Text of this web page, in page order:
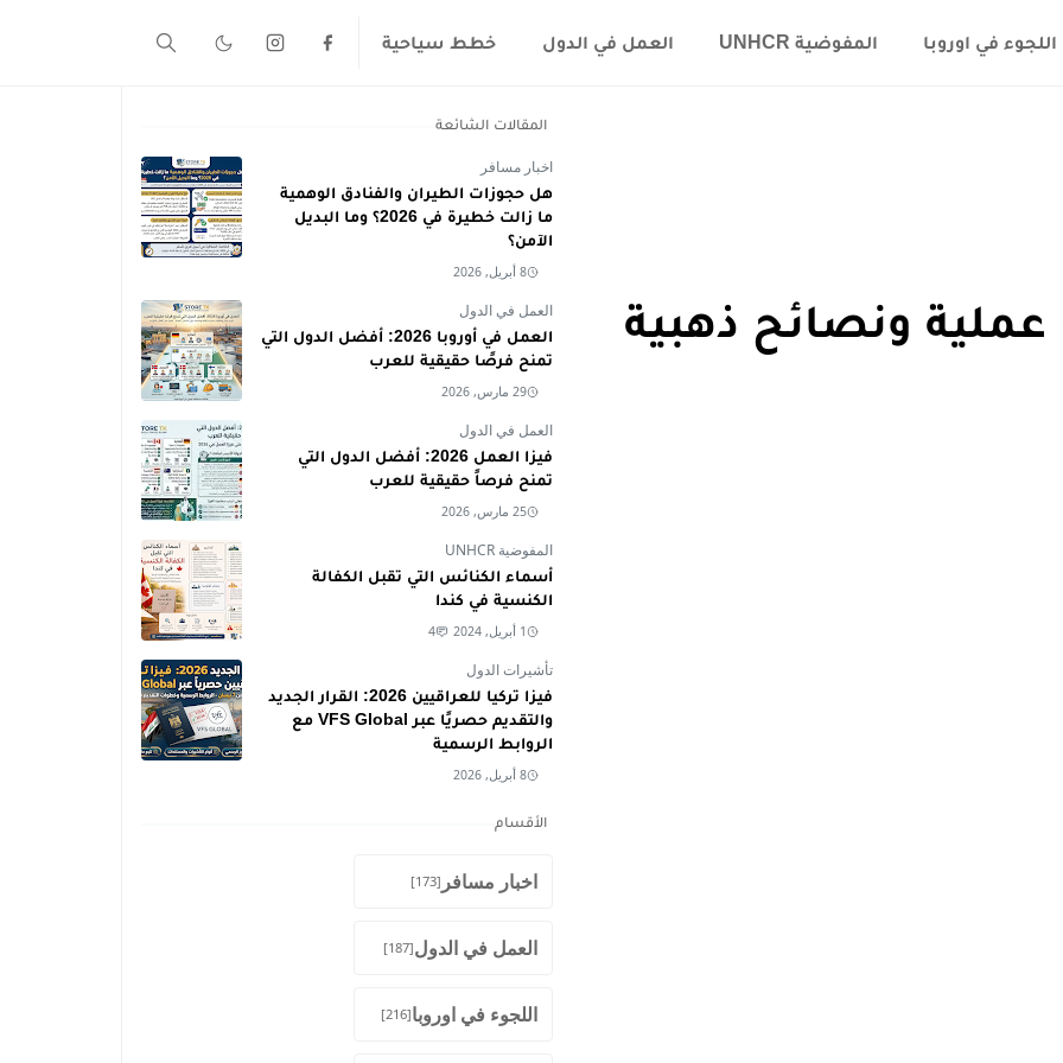
اللجوء في اوروبا المفوضية UNHCR العمل في الدول خطط سياحية
عملية ونصائح ذهبية
المقالات الشائعة
اخبار مسافر
هل حجوزات الطيران والفنادق الوهمية
ما زالت خطيرة في 2026؟ وما البديل
الآمن؟
8 أبريل, 2026
العمل في الدول
العمل في أوروبا 2026: أفضل الدول التي
تمنح فرصًا حقيقية للعرب
29 مارس, 2026
العمل في الدول
فيزا العمل 2026: أفضل الدول التي
تمنح فرصاً حقيقية للعرب
25 مارس, 2026
المفوضية UNHCR
أسماء الكنائس التي تقبل الكفالة
الكنسية في كندا
1 أبريل, 2024 4
تأشيرات الدول
فيزا تركيا للعراقيين 2026: القرار الجديد
والتقديم حصريًا عبر VFS Global مع
الروابط الرسمية
8 أبريل, 2026
الأقسام
اخبار مسافر [173]
العمل في الدول[187]
اللجوء في اوروبا[216]